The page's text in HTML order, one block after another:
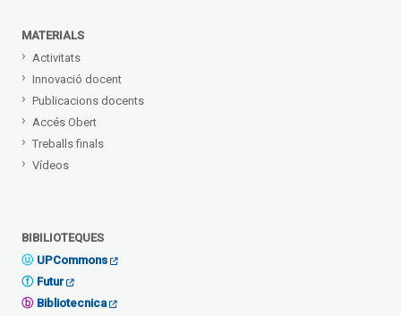
MATERIALS
Activitats
Innovació docent
Publicacions docents
Accés Obert
Treballs finals
Vídeos
BIBILIOTEQUES
UPCommons
Futur
Bibliotecnica